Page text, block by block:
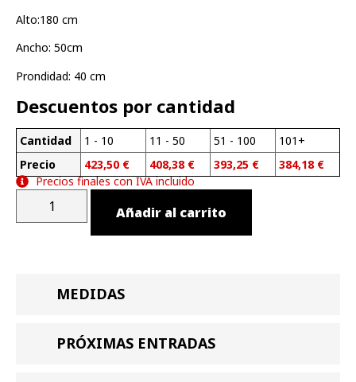
Alto:180 cm
Ancho: 50cm
Prondidad: 40 cm
Descuentos por cantidad
Cantidad
Precio
1 - 10
423,50 €
11 - 50
408,38 €
51 - 100
393,25 €
101+
384,18 €
Precios finales con IVA incluido
Añadir al carrito
MEDIDAS
PRÓXIMAS ENTRADAS